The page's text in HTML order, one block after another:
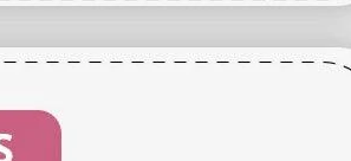
longueur d'une perruque droite, partez du
la tête et mesurez jusqu'à la mèche de